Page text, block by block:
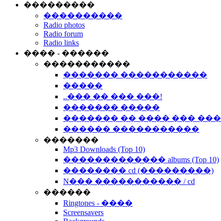
���������
����������
Radio photos
Radio forum
Radio links
���� - ������
�����������
������� �����������
�����
..��� �� ��� ���!
������� �����
������� �� ���� ���
������ �����������
�������
Mp3 Downloads (Top 10)
������������� albums (Top 10)
�������� cd (���������)
N��� ����������� / cd
������
Ringtones - ����
Screensavers